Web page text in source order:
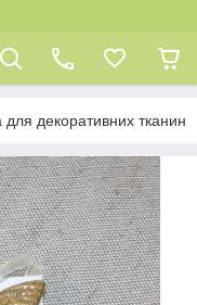
для декоративних тканин